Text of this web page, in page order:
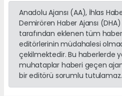
Anadolu Ajansı (AA), İhlas
Demirören Haber Ajansı
tarafından eklenen tüm
editörlerinin müdahalesi
çekilmektedir. Bu haberlerde
muhataplar haberi geçen
bir editörü sorumlu